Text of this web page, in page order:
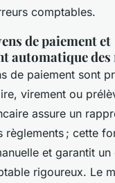
comptables.
de paiement et
automatique des
de paiement sont
virement ou
assure un
règlements ; cette
et garantit
rigoureux. Le